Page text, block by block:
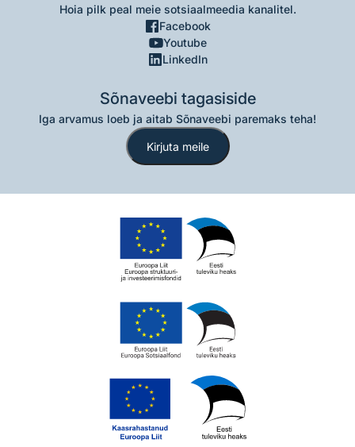
Hoia pilk peal meie sotsiaalmeedia kanalitel.
Facebook
Youtube
LinkedIn
Sõnaveebi tagasiside
Iga arvamus loeb ja aitab Sõnaveebi paremaks teha!
Kirjuta meile